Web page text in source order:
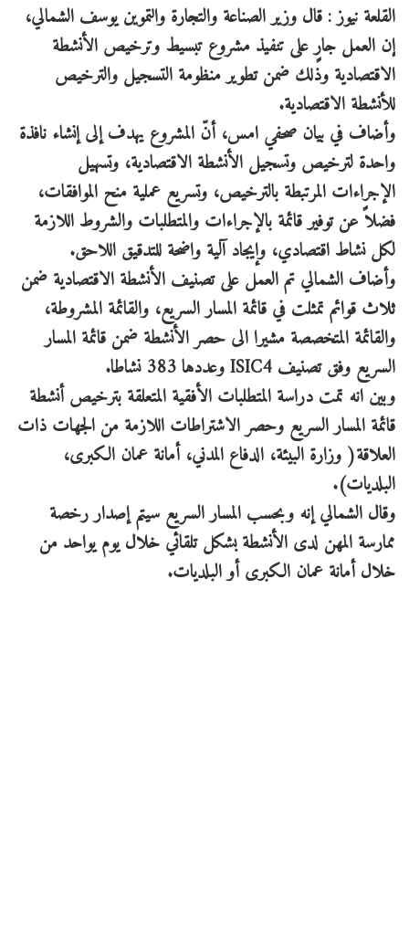
القلعة نيوز : قال وزير الصناعة والتجارة والتموين يوسف الشمالي،
إن العمل جارٍ على تنفيذ مشروع تبسيط وترخيص الأنشطة
الاقتصادية وذلك ضمن تطوير منظومة التسجيل والترخيص
للأنشطة الاقتصادية.
وأضاف في بيان صحفي امس، أنّ المشروع يهدف إلى إنشاء نافذة
واحدة لترخيص وتسجيل الأنشطة الاقتصادية، وتسهيل
الإجراءات المرتبطة بالترخيص، وتسريع عملية منح الموافقات،
فضلاً عن توفير قائمة بالإجراءات والمتطلبات والشروط اللازمة
لكل نشاط اقتصادي، وإيجاد آلية واضحة للتدقيق اللاحق.
وأضاف الشمالي تم العمل على تصنيف الأنشطة الاقتصادية ضمن
ثلاث قوائم تمثلت في قائمة المسار السريع، والقائمة المشروطة،
والقائمة المتخصصة مشيرا الى حصر الأنشطة ضمن قائمة المسار
السريع وفق تصنيف ISIC4 وعددها 383 نشاطا.
وبين انه تمت دراسة المتطلبات الأفقية المتعلقة بترخيص أنشطة
قائمة المسار السريع وحصر الاشتراطات اللازمة من الجهات ذات
العلاقة( وزارة البيئة، الدفاع المدني، أمانة عمان الكبرى،
البلديات).
وقال الشمالي إنه وبحسب المسار السريع سيتم إصدار رخصة
ممارسة المهن لدى الأنشطة بشكل تلقائي خلال يوم يواحد من
خلال أمانة عمان الكبرى أو البلديات.